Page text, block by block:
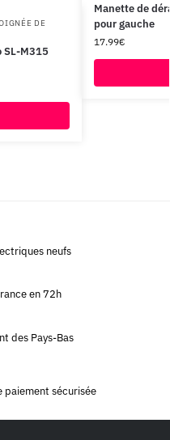
DE
SL-M315
Manette de
pour gauche
17.99€
neufs
en 72h
des Pays-Bas
paiement sécurisée